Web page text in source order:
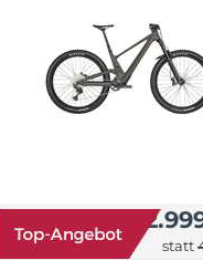
statt